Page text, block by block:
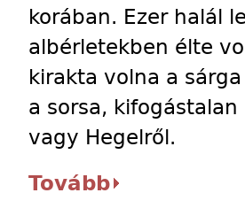
korában. Ezer halál
albérletekben élte
kirakta volna a
a sorsa,
vagy Hegelről.
Tovább